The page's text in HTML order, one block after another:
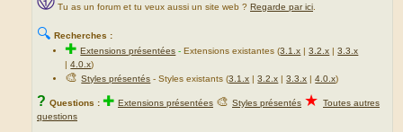
Tu as un forum et tu veux aussi un site web ? Regarde par ici
🔍 Recherches :
✚Extensions présentées -Extensions existantes (3.1.x |3.2.x |3.3.x
|4.0.x)
🎨Styles présentés - Styles existants (3.1.x |3.2.x |3.3.x |4.0.x)
? Questions : ✚ Extensions présentées 🎨 Styles présentés ★ Toutes autres
questions